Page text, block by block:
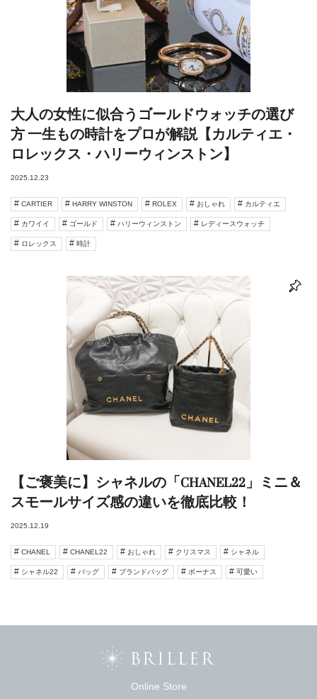
大人の女性に似合うゴールドウォッチの選び
方 一生もの時計をプロが解説【カルティエ・
ロレックス・ハリーウィンストン】
2025.12.23
CARTIER HARRY WINSTON ROLEX おしゃれ カルティエ
カワイイ ゴールド ハリーウィンストン レディースウォッチ
ロレックス 時計
【ご褒美に】シャネルの「CHANEL22」ミニ＆
スモールサイズ感の違いを徹底比較！
2025.12.19
CHANEL CHANEL22 おしゃれ クリスマス シャネル
シャネル22 バッグ ブランドバッグ ボーナス 可愛い
Online Store